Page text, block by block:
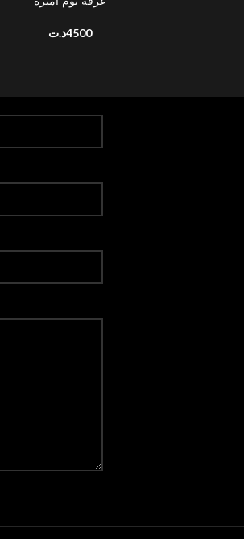
4500د.ت